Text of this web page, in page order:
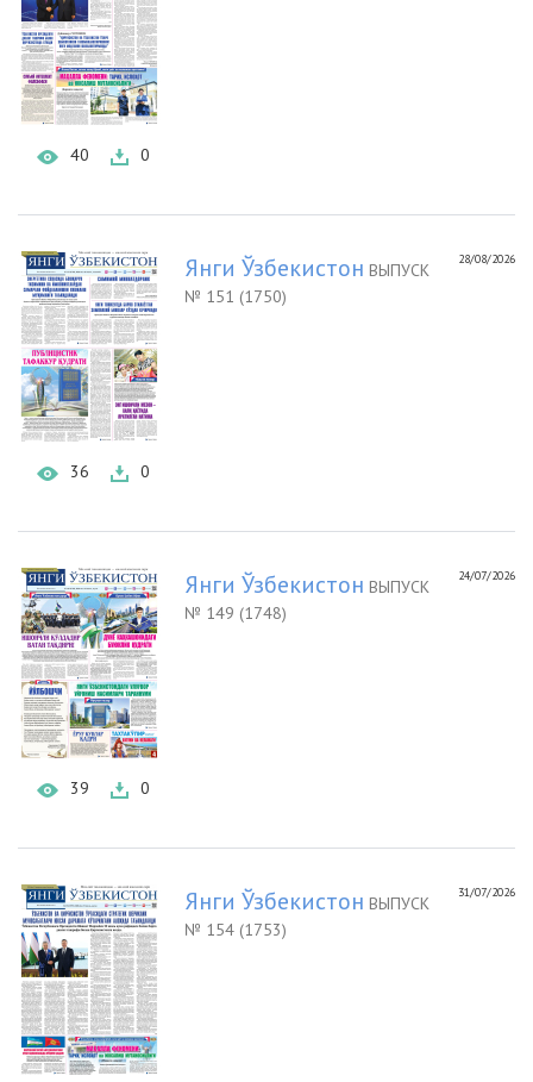
40 0
36 0
28/08/2026
Янги Ўзбекистон ВЫПУСК
№ 151 (1750)
39 0
24/07/2026
Янги Ўзбекистон ВЫПУСК
№ 149 (1748)
31/07/2026
Янги Ўзбекистон ВЫПУСК
№ 154 (1753)